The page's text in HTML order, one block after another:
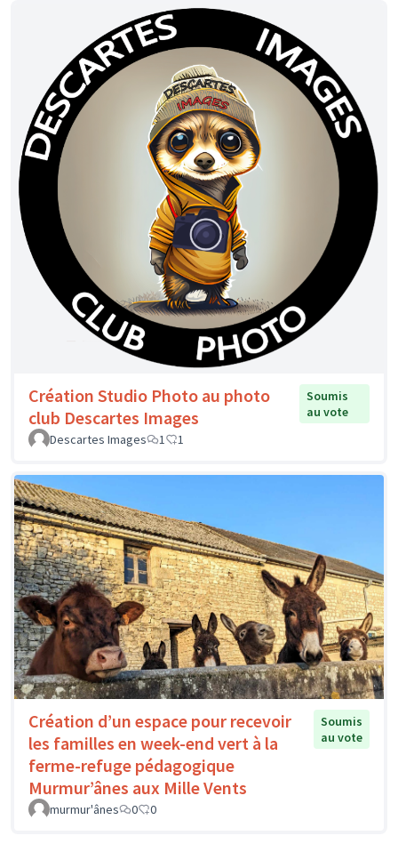
Création Studio Photo au photo
club Descartes Images
Soumis
au vote
Descartes Images
1 1
Création d’un espace pour recevoir
les familles en week-end vert à la
ferme-refuge pédagogique
Murmur’ânes aux Mille Vents
Soumis
au vote
murmur'ânes 0 0